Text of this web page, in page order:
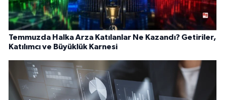
Temmuzda Halka Arza Katılanlar Ne Kazandı? Getiriler,
Katılımcı ve Büyüklük Karnesi